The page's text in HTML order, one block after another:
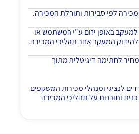
לפי סבירות ותוחלת המכירה.
למעקב באופן יזום ע"י המשתמש או
להידוק המעקב אחר תהליכי המכירה.
לחתימה דיגיטלית מתוך
לנציגי ומנהלי מכירות המשקפים
ותובנות על תהליכי המכירה